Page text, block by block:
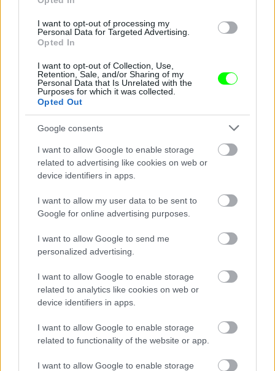
I want to opt-out of processing my
Personal Data for Targeted Advertising.
Opted In
I want to opt-out of Collection, Use,
Retention, Sale, and/or Sharing of my
Personal Data that Is Unrelated with the
Purposes for which it was collected.
Opted Out
Google consents
I want to allow Google to enable storage
related to advertising like cookies on web or
device identifiers in apps.
I want to allow my user data to be sent to
Google for online advertising purposes.
I want to allow Google to send me
personalized advertising.
I want to allow Google to enable storage
related to analytics like cookies on web or
device identifiers in apps.
I want to allow Google to enable storage
related to functionality of the website or app.
I want to allow Google to enable storage
Üröm az örömben: a megállóban lévő padok fémből
készültek, így télen nem biztos, hogy ezen fogunk
üldögélni.
Fotó: / Facebook / Kalef Hírmondó
Jön még kép!
A környéket ábrázoló térkép. Valószínűleg ez lesz az
új találkozási pont az óra után/helyett.